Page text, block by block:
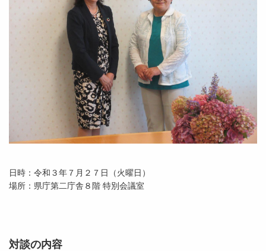
日時：令和３年７月２７日（火曜日）
場所：県庁第二庁舎８階 特別会議室
対談の内容